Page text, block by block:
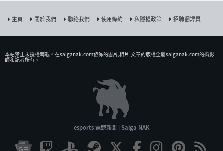
主頁 關於我們 聯絡我們 使用條約 私隱權政策 招聘翻譯員
本站禁止未授權𨍭載。在saiganak.com發佈的圖片,相片,文章的版權全屬saiganak.com的攝影
師和記者所有。
esports 電競新聞 | Saiga NAK